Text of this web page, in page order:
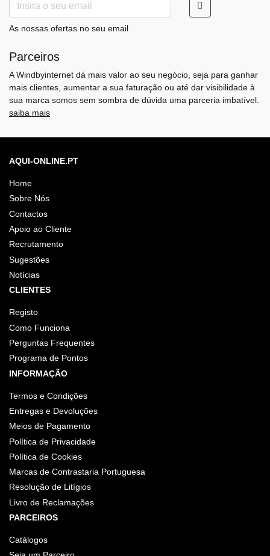
As nossas ofertas no seu email
Parceiros
A Windbyinternet dá mais valor ao seu negócio, seja para ganhar
mais clientes, aumentar a sua faturação ou até dar visibilidade à
sua marca somos sem sombra de dúvida uma parceria imbatível.
saiba mais
AQUI-ONLINE.PT
Home
Sobre Nós
Contactos
Apoio ao Cliente
Recrutamento
Sugestões
Notícias
CLIENTES
Registo
Como Funciona
Perguntas Frequentes
Programa de Pontos
INFORMAÇÃO
Termos e Condições
Entregas e Devoluções
Meios de Pagamento
Política de Privacidade
Política de Cookies
Marcas de Contrastaria Portuguesa
Resolução de Litígios
Livro de Reclamações
PARCEIROS
Catálogos